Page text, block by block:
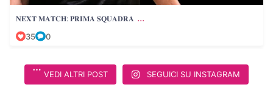
𝐍𝐄𝐗𝐓 𝐌𝐀𝐓𝐂𝐇: 𝐏𝐑𝐈𝐌𝐀 𝐒𝐐𝐔𝐀𝐃𝐑𝐀 ...
35 0
VEDI ALTRI POST SEGUICI SU INSTAGRAM